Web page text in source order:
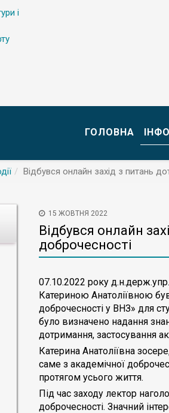
і
ГОЛОВНА
Відбувся онлайн захід з питань
15 ЖОВТНЯ 2022
Відбувся онлайн
доброчесності
07.10.2022 року
Катериною Анатоліївною
доброчесності у ВНЗ» для
було визначено надання
дотримання, застосування
Катерина Анатоліївна
саме з академічної
протягом усього життя.
Під час заходу лектор
доброчесності. Значний